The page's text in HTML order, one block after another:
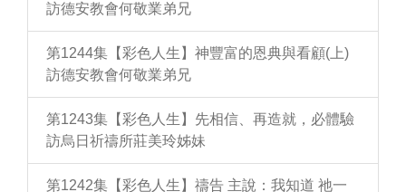
訪德安教會何敬業弟兄
第1244集【彩色人生】神豐富的恩典與看顧(上)
訪德安教會何敬業弟兄
第1243集【彩色人生】先相信、再造就，必體驗
訪烏日祈禱所莊美玲姊妹
第1242集【彩色人生】禱告 主說：我知道 祂一